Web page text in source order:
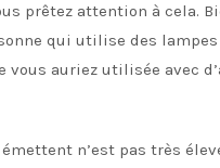
prêtez attention à cela.
qui utilise des
vous auriez utilisée avec
n’est pas très